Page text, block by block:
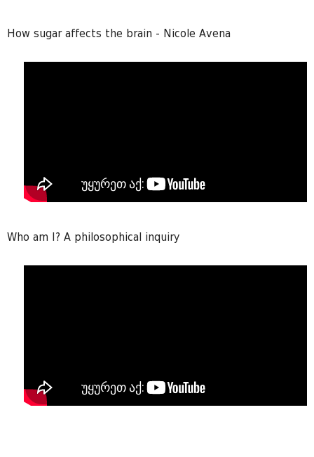
How sugar affects the brain - Nicole Avena
Who am I? A philosophical inquiry